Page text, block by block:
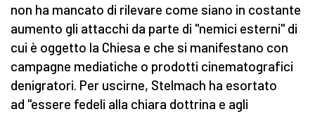
non ha mancato di rilevare come siano in costante
aumento gli attacchi da parte di "nemici esterni" di
cui è oggetto la Chiesa e che si manifestano con
campagne mediatiche o prodotti cinematografici
denigratori. Per uscirne, Stelmach ha esortato
ad "essere fedeli alla chiara dottrina e agli